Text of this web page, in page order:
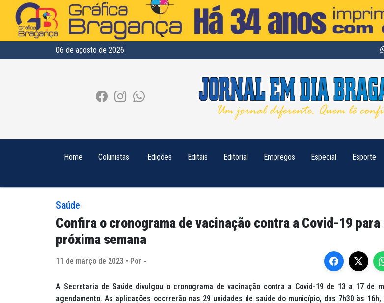
06 de agosto de 2026
Home Colunistas Edições Editais Editorial Empregos Especial Esporte
Saúde
Confira o cronograma de vacinação contra a Covid-19 para
próxima semana
11 de março de 2023 • Por -
A Secretaria de Saúde divulgou o cronograma de vacinação contra a Covid-19 de 13 a 17 de
agendamento. As aplicações ocorrerão nas 29 unidades de saúde do município, das 7h30 às 16h,